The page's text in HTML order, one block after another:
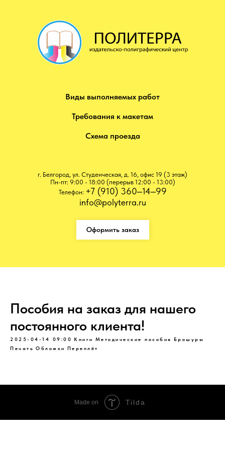
Виды выполняемых работ
Требования к макетам
Схема проезда
г. Белгород, ул. Студенческая, д. 16, офис ​19 (3 этаж)
Пн-пт: 9:00 - 18:00 (перерыв 12:00 - 13:00)
Телефон: +7 (910) 360‒14‒99
info@polyterra.ru
Оформить заказ
Пособия на заказ для нашего
постоянного клиента!
2025-04-14 09:00 Книги Методические пособия
Брошуры
Печать Обложки Переплёт
Made on Tilda